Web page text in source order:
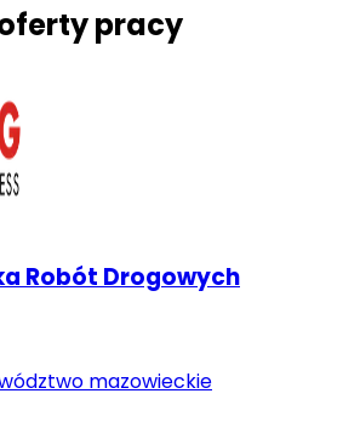
pracy
Robót Drogowych
mazowieckie